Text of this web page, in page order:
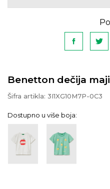
Benetton dečija
Šifra artikla: 3I1XG10M7P-0C3
Dostupno u više boja: